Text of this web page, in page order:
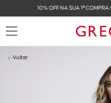
10% OFF NA SUA 1ª
Voltar